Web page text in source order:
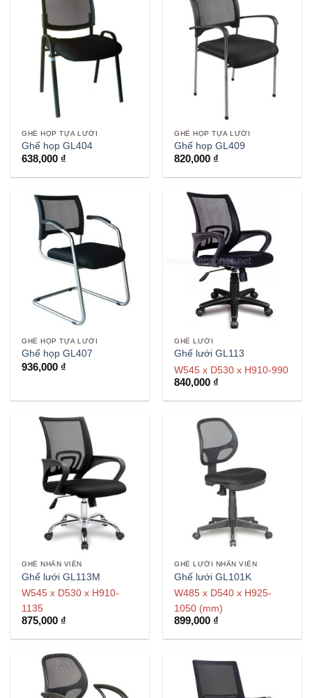
GHẾ HỌP TỰA LƯỚI
Ghế họp GL404
638,000 ₫
GHẾ HỌP TỰA LƯỚI
Ghế họp GL409
820,000 ₫
GHẾ HỌP TỰA LƯỚI
Ghế họp GL407
936,000 ₫
GHẾ LƯỚI
Ghế lưới GL113
W545 x D530 x H910-990
840,000 ₫
GHẾ NHÂN VIÊN
Ghế lưới GL113M
W545 x D530 x H910-
1135
875,000 ₫
GHẾ LƯỚI NHÂN VIÊN
Ghế lưới GL101K
W485 x D540 x H925-
1050 (mm)
899,000 ₫